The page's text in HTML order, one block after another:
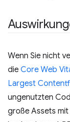
Wenn Sie nicht
die Core Web
Largest
ungenutzten
große Assets